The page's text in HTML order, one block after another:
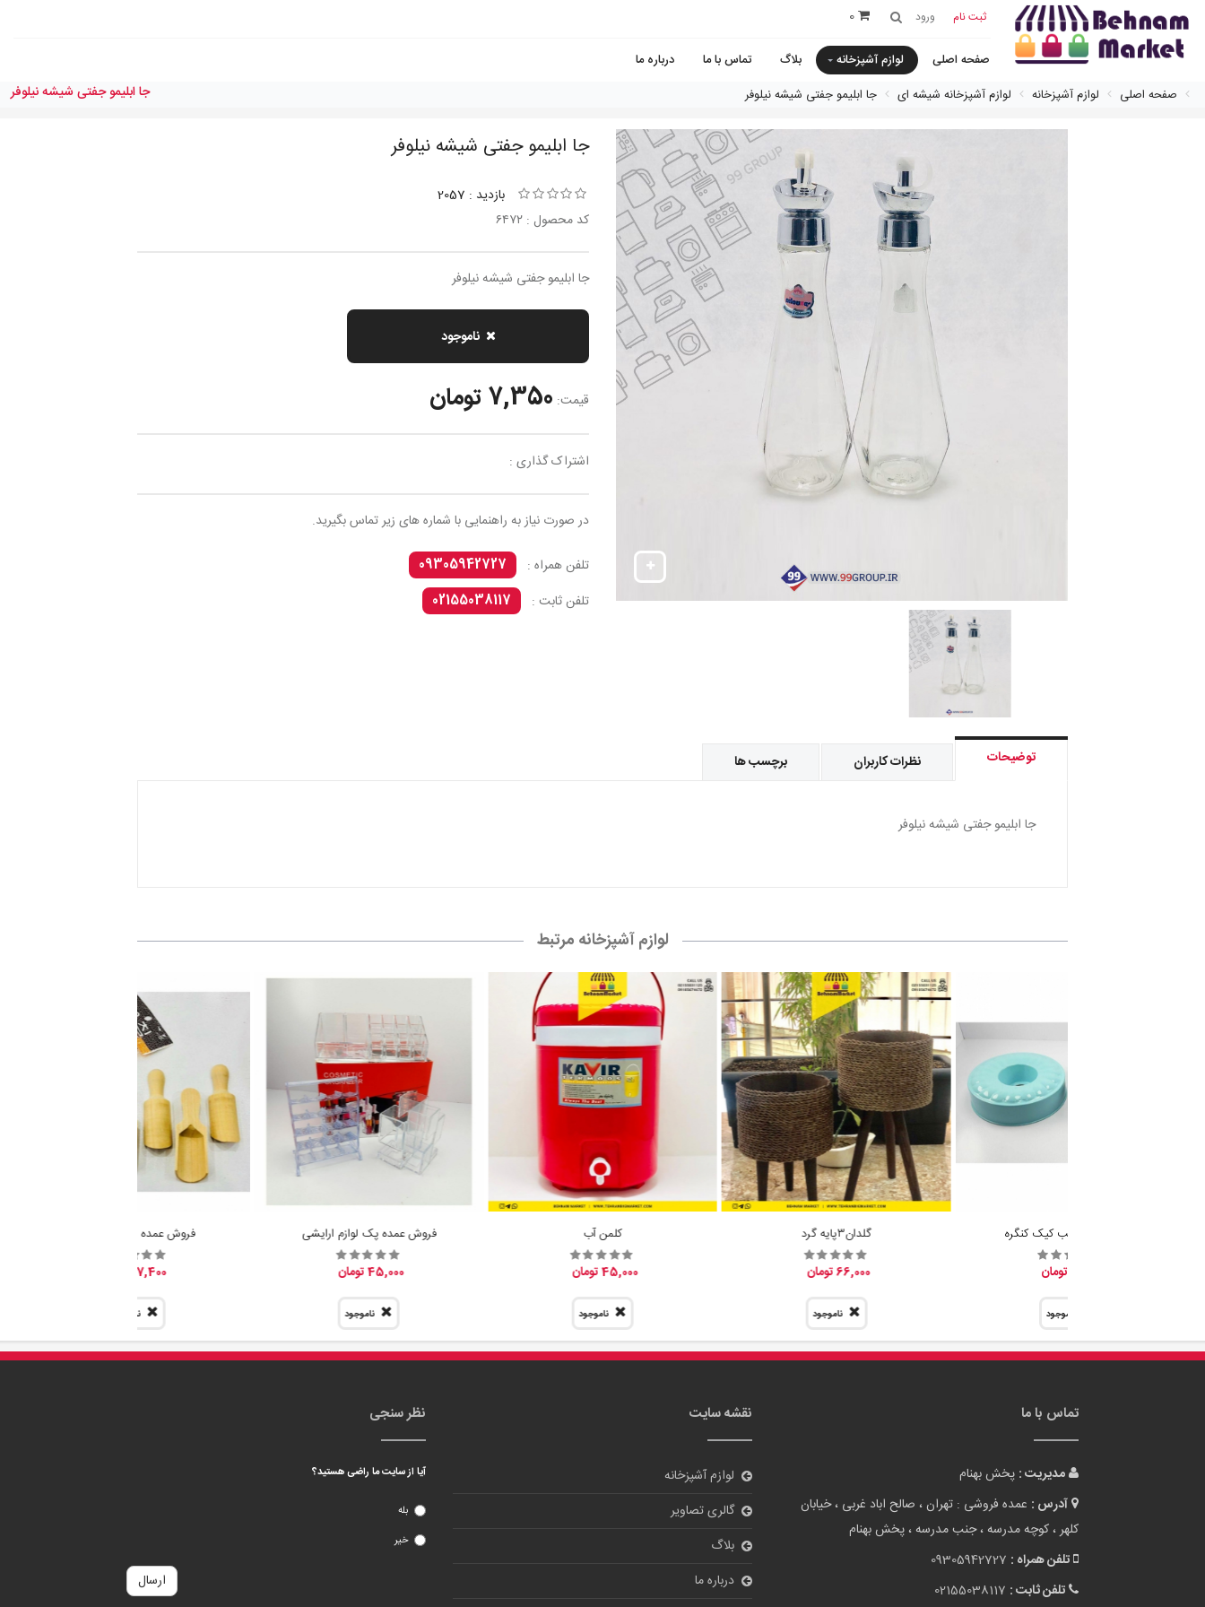
ثبت نام ورود 0
صفحه اصلی لوازم آشپزخانه بلاگ تماس با ما
درباره ما
صفحه اصلی
لوازم آشپزخانه لوازم آشپزخانه شیشه ای جا ابليمو جفتى شيشه نيلوفر جا ابليمو جفتى شيشه نيلوفر
جا ابليمو جفتى شيشه نيلوفر
بازدید : 2057
کد محصول : ٦٤٧٢
جا ابليمو جفتى شيشه نيلوفر
ناموجود
قیمت: 7,350 تومان
اشتراک گذاری :
در صورت نیاز به راهنمایی با شماره های زیر تماس بگیرید.
تلفن همراه :
09305942727
تلفن ثابت :
02155038117
توضیحات نظرات کاربران برچسب ها
جا ابليمو جفتى شيشه نيلوفر
لوازم آشپزخانه مرتبط
فروش عمده قالب کیک کنگره
ناموجود
گلدان٣پايه گرد
66,000 تومان
ناموجود
کلمن آب
45,000 تومان
ناموجود
فروش عمده پک لوازم ارایشی
45,000 تومان
ناموجود
فروش عمده پیمانه سرتاس
7,400 تومان
ناموجود
تماس با ما
مدیریت : پخش بهنام
آدرس : عمده فروشی : تهران ، صالح اباد غربی ، خیابان
کلهر ، کوچه مدرسه ، جنب مدرسه ، پخش بهنام
تلفن همراه : 09305942727
تلفن ثابت : 02155038117
نقشه سایت
لوازم آشپزخانه
گالری تصاویر
بلاگ
درباره ما
نظر سنجی
آیا از سایت ما راضی هستید؟
بله
خیر
ارسال